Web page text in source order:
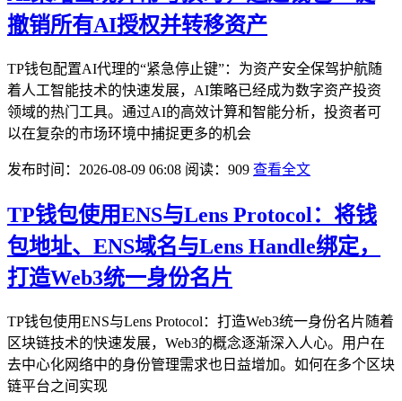
撤销所有AI授权并转移资产
TP钱包配置AI代理的“紧急停止键”：为资产安全保驾护航随
着人工智能技术的快速发展，AI策略已经成为数字资产投资
领域的热门工具。通过AI的高效计算和智能分析，投资者可
以在复杂的市场环境中捕捉更多的机会
发布时间：2026-08-09 06:08 阅读：909 查看全文
TP钱包使用ENS与Lens Protocol：将钱
包地址、ENS域名与Lens Handle绑定，
打造Web3统一身份名片
TP钱包使用ENS与Lens Protocol：打造Web3统一身份名片随着
区块链技术的快速发展，Web3的概念逐渐深入人心。用户在
去中心化网络中的身份管理需求也日益增加。如何在多个区块
链平台之间实现